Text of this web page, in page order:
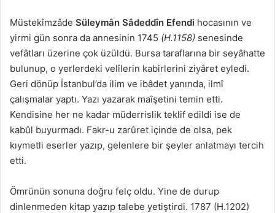
Müstekîmzâde Süleymân Sâdeddîn Efendi hocasının ve
yirmi gün sonra da annesinin 1745 (H.1158) senesinde
vefâtları üzerine çok üzüldü. Bursa taraflarına bir seyâhatte
bulunup, o yerlerdeki velîlerin kabirlerini ziyâret eyledi.
Geri dönüp İstanbul’da ilim ve ibâdet yanında, ilmî
çalışmalar yaptı. Yazı yazarak maîşetini temin etti.
Kendisine her ne kadar müderrislik teklif edildi ise de
kabûl buyurmadı. Fakr-u zarûret içinde de olsa, pek
kıymetli eserler yazıp, gelenlere bir şeyler anlatmayı tercih
etti.
Ömrünün sonuna doğru felç oldu. Yine de durup
dinlenmeden kitap yazıp talebe yetiştirdi. 1787 (H.1202)